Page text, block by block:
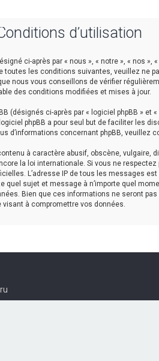
d’utilisation
ci-après par « nous », « notre », « nos
toutes les conditions suivantes, veuillez ne
nous vous conseillons de vérifier
des conditions modifiées et mises à jour.
(désignés ci-après par « logiciel phpBB »
phpBB a pour seul but de faciliter les
d’informations concernant phpBB, veuillez
à caractère abusif, obscène,
la loi internationale. Si vous ne
L’adresse IP de tous les messages
quel sujet et message à n’importe quel
Bien que ces informations ne seront
à compromettre vos données.